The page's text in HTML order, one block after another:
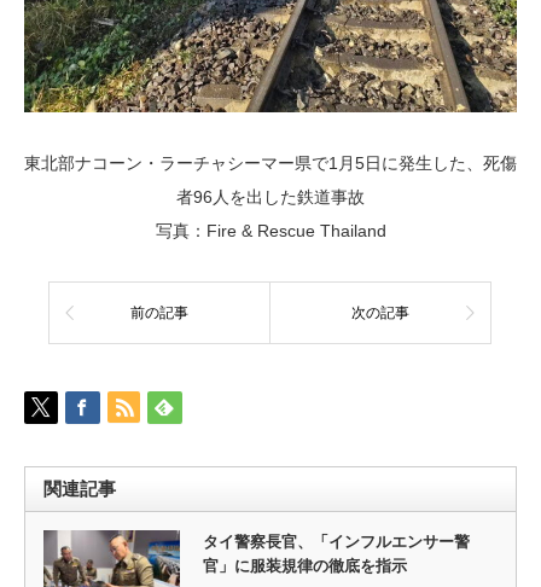
東北部ナコーン・ラーチャシーマー県で1月5日に発生した、死傷
者96人を出した鉄道事故
写真：Fire & Rescue Thailand
前の記事 次の記事
関連記事
タイ警察長官、「インフルエンサー警
官」に服装規律の徹底を指示